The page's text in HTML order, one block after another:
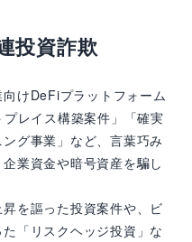
投資詐欺
けDeFiプラットフォーム
レイス構築案件」「確実
グ事業」など、言葉巧み
業資金や暗号資産を騙し
を謳った投資案件や、ビ
「リスクヘッジ投資」な